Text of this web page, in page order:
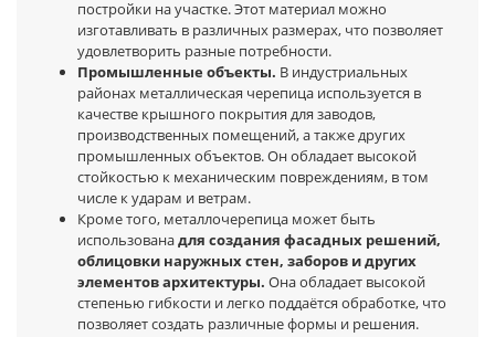
постройки на участке. Этот материал можно
изготавливать в различных размерах, что позволяет
удовлетворить разные потребности.
Промышленные объекты. В индустриальных
районах металлическая черепица используется в
качестве крышного покрытия для заводов,
производственных помещений, а также других
промышленных объектов. Он обладает высокой
стойкостью к механическим повреждениям, в том
числе к ударам и ветрам.
Кроме того, металлочерепица может быть
использованадля создания фасадных решений,
облицовки наружных стен, заборов и других
элементов архитектуры. Она обладает высокой
степенью гибкости и легко поддаётся обработке, что
позволяет создать различные формы и решения.